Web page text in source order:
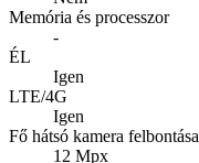
Memória és processzor
-
ÉL
Igen
LTE/4G
Igen
Fő hátsó kamera felbontása
12 Mpx